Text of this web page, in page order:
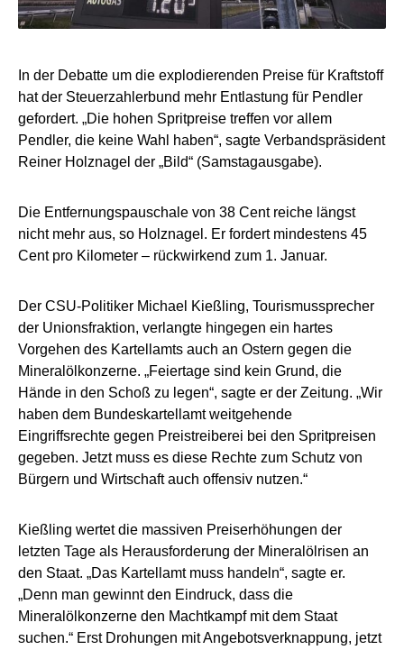
In der Debatte um die explodierenden Preise für Kraftstoff
hat der Steuerzahlerbund mehr Entlastung für Pendler
gefordert. „Die hohen Spritpreise treffen vor allem
Pendler, die keine Wahl haben“, sagte Verbandspräsident
Reiner Holznagel der „Bild“ (Samstagausgabe).
Die Entfernungspauschale von 38 Cent reiche längst
nicht mehr aus, so Holznagel. Er fordert mindestens 45
Cent pro Kilometer – rückwirkend zum 1. Januar.
Der CSU-Politiker Michael Kießling, Tourismussprecher
der Unionsfraktion, verlangte hingegen ein hartes
Vorgehen des Kartellamts auch an Ostern gegen die
Mineralölkonzerne. „Feiertage sind kein Grund, die
Hände in den Schoß zu legen“, sagte er der Zeitung. „Wir
haben dem Bundeskartellamt weitgehende
Eingriffsrechte gegen Preistreiberei bei den Spritpreisen
gegeben. Jetzt muss es diese Rechte zum Schutz von
Bürgern und Wirtschaft auch offensiv nutzen.“
Kießling wertet die massiven Preiserhöhungen der
letzten Tage als Herausforderung der Mineralölrisen an
den Staat. „Das Kartellamt muss handeln“, sagte er.
„Denn man gewinnt den Eindruck, dass die
Mineralölkonzerne den Machtkampf mit dem Staat
suchen.“ Erst Drohungen mit Angebotsverknappung, jetzt